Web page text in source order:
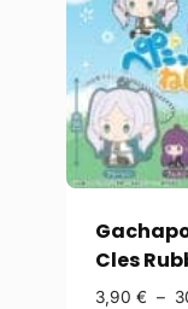
Cles
3,90 € –